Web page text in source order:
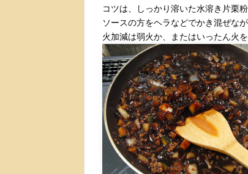
コツは、しっかり溶いた水溶き片栗粉
ソースの方をヘラなどでかき混ぜな
火加減は弱火か、またはいったん火を